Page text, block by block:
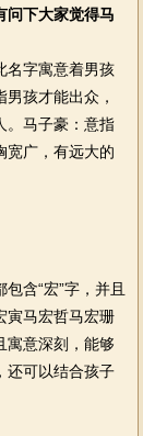
问下大家觉得马
字寓意着男孩
孩才能出众，
。马子豪：意指
宽广，有远大的
含“宏”字，并且
寅马宏哲马宏珊
寓意深刻，能够
还可以结合孩子